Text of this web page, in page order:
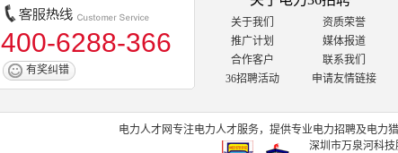
400-6288-366
有奖纠错
关于我们
资质荣誉
推广计划
媒体报道
合作客户
联系我们
36招聘活动
申请友情链接
电力人才网专注电力人才服务，提供专业电力招聘及电力
深圳市万泉河科技